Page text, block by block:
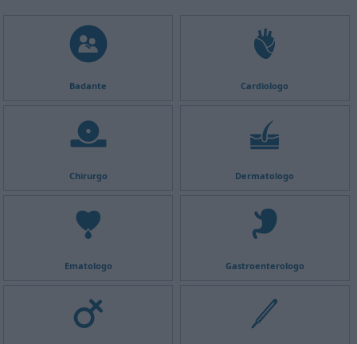
Badante Cardiologo
Chirurgo Dermatologo
Ematologo Gastroenterologo